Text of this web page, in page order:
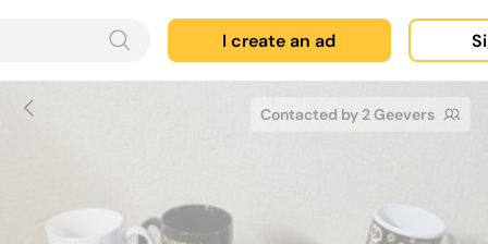
I create an ad
Contacted by 2 Geevers